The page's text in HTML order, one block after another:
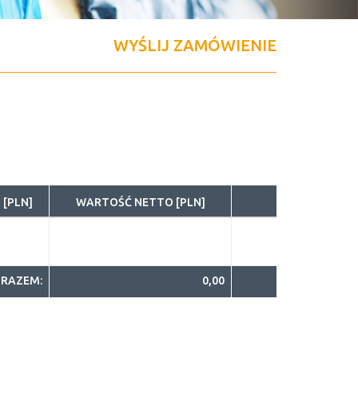
WYŚLIJ ZAMÓWIENIE
[PLN] WARTOŚĆ NETTO [PLN]
RAZEM: 0,00